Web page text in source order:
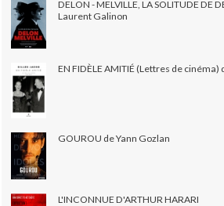
DELON - MELVILLE, LA SOLITUDE DE
Laurent Galinon
EN FIDÈLE AMITIÉ (Lettres de cinéma)
GOUROU de Yann Gozlan
L'INCONNUE D'ARTHUR HARARI